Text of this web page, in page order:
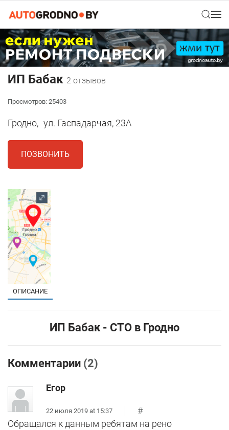
ИП Бабак 2 отзывов
Просмотров: 25403
Гродно, ул. Гаспадарчая, 23А
ПОЗВОНИТЬ
ОПИСАНИЕ
ИП Бабак - СТО в Гродно
Комментарии (2)
Егор
22 июля 2019 at 15:37
#
Обращался к данным ребятам на рено